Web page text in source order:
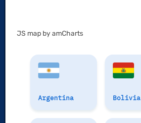
JS map by amCharts
Argentina Bolivia